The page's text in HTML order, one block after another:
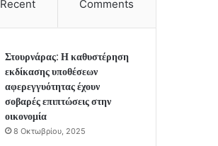
Recent Comments
Στουρνάρας: Η καθυστέρηση
εκδίκασης υποθέσεων
αφερεγγυότητας έχουν
σοβαρές επιπτώσεις στην
οικονομία
8 Οκτωβρίου, 2025